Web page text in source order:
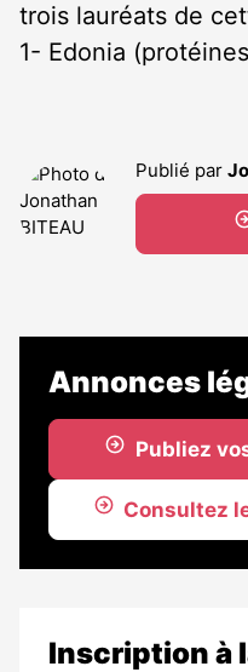
trois lauréats de
1- Edonia
Publié par
Annonces
Publiez
Consultez
Inscription à